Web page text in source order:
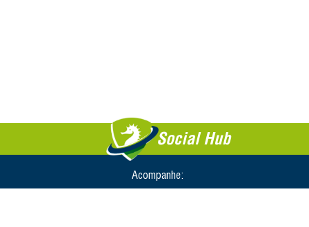
Social Hub
Acompanhe: